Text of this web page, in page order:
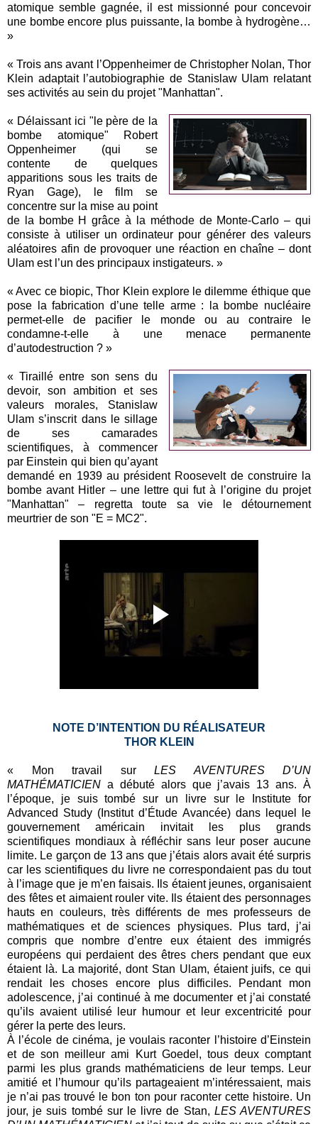
atomique semble gagnée, il est missionné pour concevoir
une bombe encore plus puissante, la bombe à hydrogène…
»
« Trois ans avant l’Oppenheimer de Christopher Nolan, Thor
Klein adaptait l’autobiographie de Stanislaw Ulam relatant
ses activités au sein du projet "Manhattan".
« Délaissant ici "le père de la
bombe atomique" Robert
Oppenheimer (qui se
contente de quelques
apparitions sous les traits de
Ryan Gage), le film se
concentre sur la mise au point
de la bombe H grâce à la méthode de Monte-Carlo – qui
consiste à utiliser un ordinateur pour générer des valeurs
aléatoires afin de provoquer une réaction en chaîne – dont
Ulam est l’un des principaux instigateurs. »
« Avec ce biopic, Thor Klein explore le dilemme éthique que
pose la fabrication d’une telle arme : la bombe nucléaire
permet-elle de pacifier le monde ou au contraire le
condamne-t-elle à une menace permanente
d’autodestruction ? »
« Tiraillé entre son sens du
devoir, son ambition et ses
valeurs morales, Stanislaw
Ulam s’inscrit dans le sillage
de ses camarades
scientifiques, à commencer
par Einstein qui bien qu’ayant
demandé en 1939 au président Roosevelt de construire la
bombe avant Hitler – une lettre qui fut à l’origine du projet
"Manhattan" – regretta toute sa vie le détournement
meurtrier de son "E = MC2".
NOTE D’INTENTION DU RÉALISATEUR
THOR KLEIN
« Mon travail sur LES AVENTURES D’UN
MATHÉMATICIEN a débuté alors que j’avais 13 ans. À
l’époque, je suis tombé sur un livre sur le Institute for
Advanced Study (Institut d’Étude Avancée) dans lequel le
gouvernement américain invitait les plus grands
scientifiques mondiaux à réfléchir sans leur poser aucune
limite. Le garçon de 13 ans que j’étais alors avait été surpris
car les scientifiques du livre ne correspondaient pas du tout
à l’image que je m’en faisais. Ils étaient jeunes, organisaient
des fêtes et aimaient rouler vite. Ils étaient des personnages
hauts en couleurs, très différents de mes professeurs de
mathématiques et de sciences physiques. Plus tard, j’ai
compris que nombre d’entre eux étaient des immigrés
européens qui perdaient des êtres chers pendant que eux
étaient là. La majorité, dont Stan Ulam, étaient juifs, ce qui
rendait les choses encore plus difficiles. Pendant mon
adolescence, j’ai continué à me documenter et j’ai constaté
qu’ils avaient utilisé leur humour et leur excentricité pour
gérer la perte des leurs.
À l’école de cinéma, je voulais raconter l’histoire d’Einstein
et de son meilleur ami Kurt Goedel, tous deux comptant
parmi les plus grands mathématiciens de leur temps. Leur
amitié et l’humour qu’ils partageaient m’intéressaient, mais
je n’ai pas trouvé le bon ton pour raconter cette histoire. Un
jour, je suis tombé sur le livre de Stan, LES AVENTURES